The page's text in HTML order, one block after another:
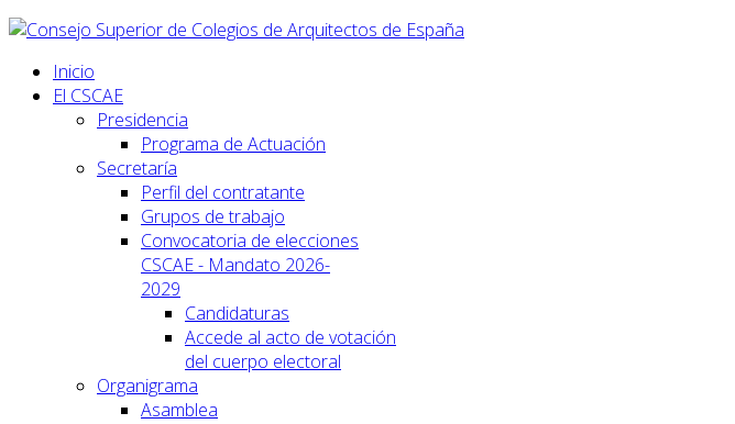
Inicio
El CSCAE
Presidencia
Programa de Actuación
Secretaría
Perfil del contratante
Grupos de trabajo
Convocatoria de elecciones
CSCAE - Mandato 2026-
2029
Candidaturas
Accede al acto de votación
del cuerpo electoral
Organigrama
Asamblea